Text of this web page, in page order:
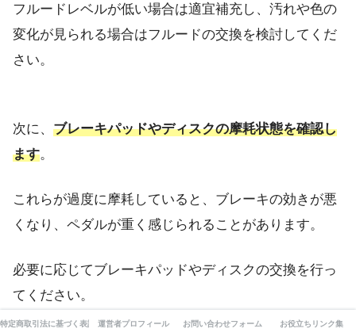
フルードレベルが低い場合は適宜補充し、汚れや色の
変化が見られる場合はフルードの交換を検討してくだ
さい。
次に、 ブレーキパッドやディスクの摩耗状態を確認し
ます。
これらが過度に摩耗していると、ブレーキの効きが悪
くなり、ペダルが重く感じられることがあります。
必要に応じてブレーキパッドやディスクの交換を行っ
てください。
特定商取引法に基づく表記 運営者プロフィール お問い合わせフォーム お役立ちリンク集